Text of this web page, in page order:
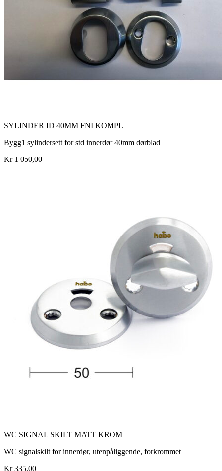
SYLINDER ID 40MM FNI KOMPL
Bygg1 sylindersett for std innerdør 40mm dørblad
Kr 1 050,00
WC SIGNAL SKILT MATT KROM
WC signalskilt for innerdør, utenpåliggende, forkrommet
Kr 335,00